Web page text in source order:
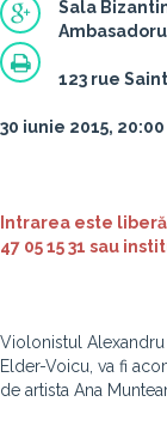
Sala
123 rue
30 iunie 2015, 20:00
Intrarea este
47 05 15 31 sau
Violonistul Alexandru
Elder-Voicu, va fi
de artista Ana